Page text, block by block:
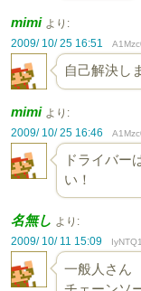
mimi より:
2009/ 10/ 25 16:51
自己解決し
mimi より:
2009/ 10/ 25 16:46
ドライバー
い！
名無し より:
2009/ 10/ 11 15:09
一般人さ